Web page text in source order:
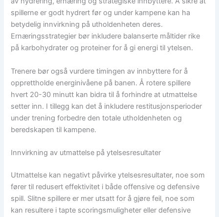
spillerne er godt hydrert før og under kampene kan ha
betydelig innvirkning på utholdenheten deres.
Ernæringsstrategier bør inkludere balanserte måltider rike
på karbohydrater og proteiner for å gi energi til ytelsen.
Trenere bør også vurdere timingen av innbyttere for å
opprettholde energinivåene på banen. Å rotere spillere
hvert 20-30 minutt kan bidra til å forhindre at utmattelse
setter inn. I tillegg kan det å inkludere restitusjonsperioder
under trening forbedre den totale utholdenheten og
beredskapen til kampene.
Innvirkning av utmattelse på ytelsesresultater
Utmattelse kan negativt påvirke ytelsesresultater, noe som
fører til redusert effektivitet i både offensive og defensive
spill. Slitne spillere er mer utsatt for å gjøre feil, noe som
kan resultere i tapte scoringsmuligheter eller defensive